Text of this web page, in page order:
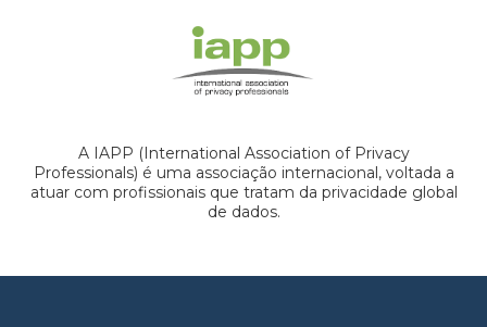
A IAPP (International Association of Privacy
Professionals) é uma associação internacional, voltada a
atuar com profissionais que tratam da privacidade global
de dados.